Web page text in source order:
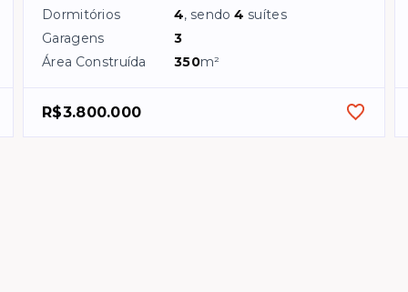
Dormitórios 4, sendo4 suítes
Garagens
3
Área Construída
350m²
R$3.800.000